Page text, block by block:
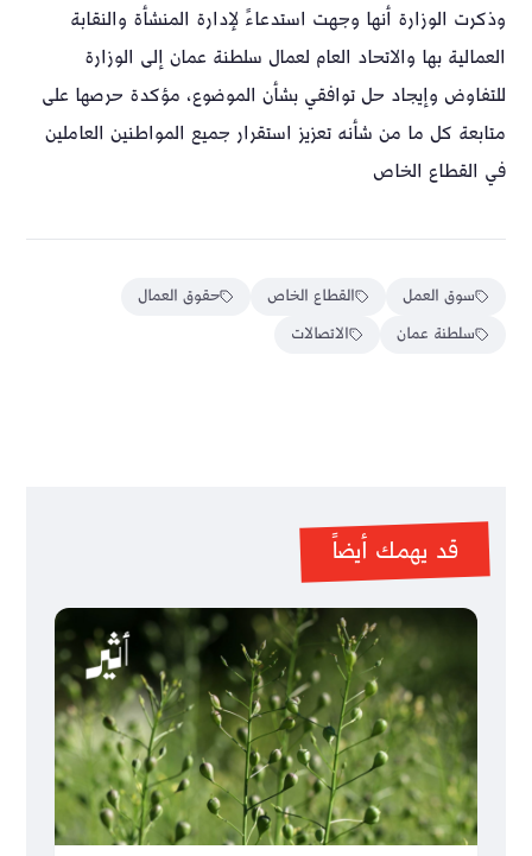
وذكرت الوزارة أنها وجهت استدعاءً لإدارة المنشأة والنقابة
العمالية بها والاتحاد العام لعمال سلطنة عمان إلى الوزارة
للتفاوض وإيجاد حل توافقي بشأن الموضوع، مؤكدة حرصها على
متابعة كل ما من شأنه تعزيز استقرار جميع المواطنين العاملين
في القطاع الخاص
سوق العمل القطاع الخاص
حقوق العمال
سلطنة عمان
الاتصالات
قد يهمك أيضاً